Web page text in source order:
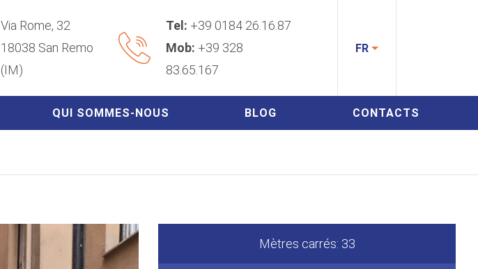
Via Rome, 32
18038 San Remo
(IM)
Tel: +39 0184 26.16.87
Mob: +39 328
83.65.167
FR
QUI SOMMES-NOUS BLOG CONTACTS
Mètres carrés: 33